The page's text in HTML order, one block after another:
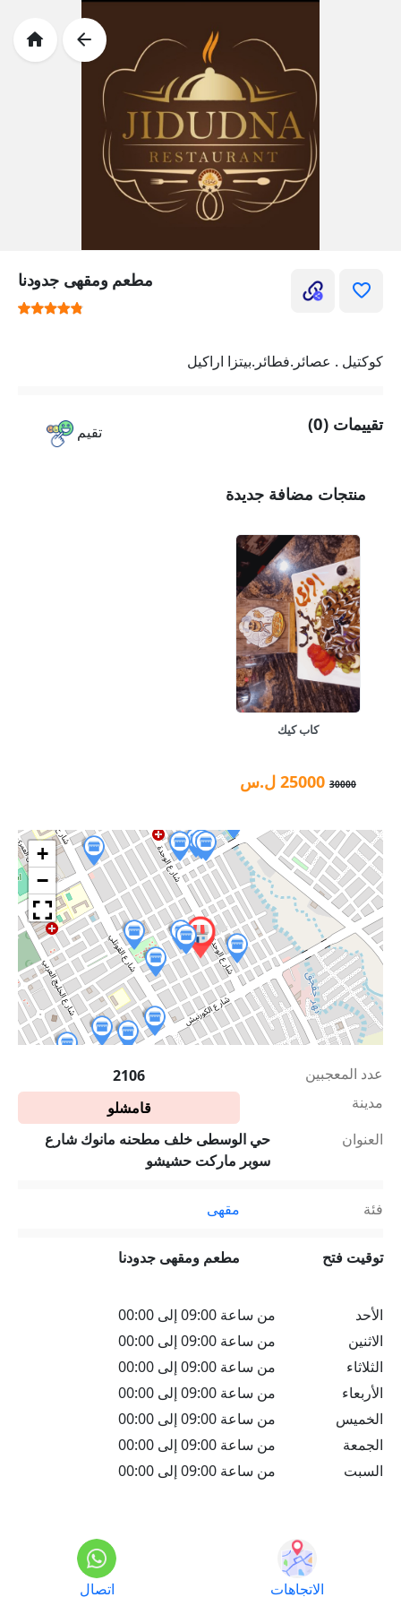
مطعم ومقهى جدودنا
كوكتيل . عصائر.فطائر.بيتزا اراكيل
تقيم تقييمات (0)
منتجات مضافة جديدة
كاب كيك
30000
25000 ل.س
+
−
عدد المعجبين
2106
مدينة
قامشلو
العنوان
حي الوسطى خلف مطحنه مانوك شارع
سوبر ماركت حشيشو
فئة مقهى
توقيت فتح مطعم ومقهى جدودنا
الأحد
من ساعة 09:00 إلى 00:00
الاثنين
من ساعة 09:00 إلى 00:00
الثلاثاء
من ساعة 09:00 إلى 00:00
الأربعاء
من ساعة 09:00 إلى 00:00
الخميس
من ساعة 09:00 إلى 00:00
الجمعة
من ساعة 09:00 إلى 00:00
السبت
من ساعة 09:00 إلى 00:00
اتصال الاتجاهات